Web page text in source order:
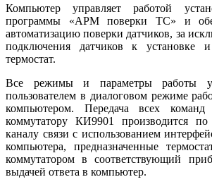
Компьютер управляет работой
программы «АРМ поверки ТС» и
автоматизацию поверки датчиков, за
подключения датчиков к
термостат.
Все режимы и параметры работы
пользователем в диалоговом режиме
компьютером. Передача всех
коммутатору КИ9901 производится по
каналу связи с использованием
компьютера, предназначенные
коммутатором в соответствующий
выдачей ответа в компьютер.